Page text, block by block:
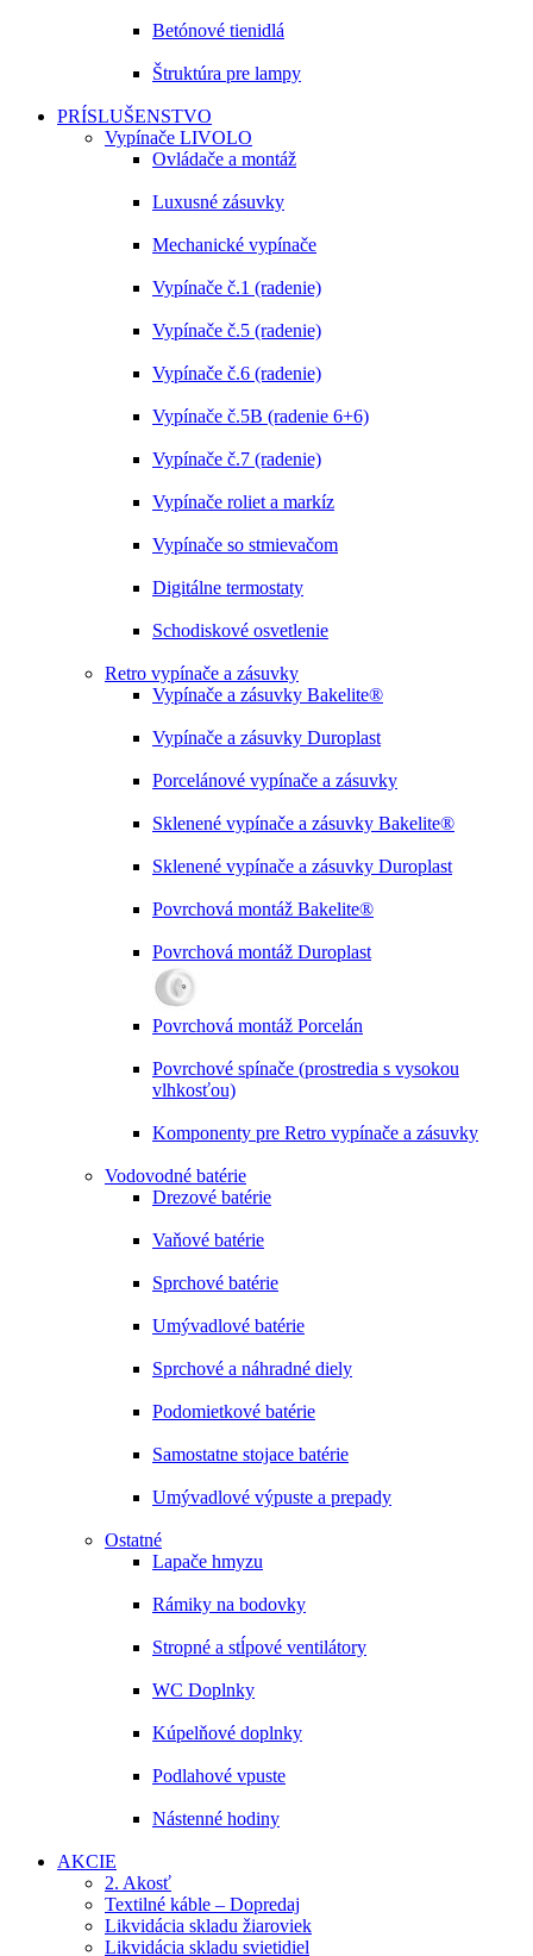
Betónové tienidlá
Štruktúra pre lampy
PRÍSLUŠENSTVO
Vypínače LIVOLO
Ovládače a montáž
Luxusné zásuvky
Mechanické vypínače
Vypínače č.1 (radenie)
Vypínače č.5 (radenie)
Vypínače č.6 (radenie)
Vypínače č.5B (radenie 6+6)
Vypínače č.7 (radenie)
Vypínače roliet a markíz
Vypínače so stmievačom
Digitálne termostaty
Schodiskové osvetlenie
Retro vypínače a zásuvky
Vypínače a zásuvky Bakelite®
Vypínače a zásuvky Duroplast
Porcelánové vypínače a zásuvky
Sklenené vypínače a zásuvky Bakelite®
Sklenené vypínače a zásuvky Duroplast
Povrchová montáž Bakelite®
Povrchová montáž Duroplast
Povrchová montáž Porcelán
Povrchové spínače (prostredia s vysokou
vlhkosťou)
Komponenty pre Retro vypínače a zásuvky
Vodovodné batérie
Drezové batérie
Vaňové batérie
Sprchové batérie
Umývadlové batérie
Sprchové a náhradné diely
Podomietkové batérie
Samostatne stojace batérie
Umývadlové výpuste a prepady
Ostatné
Lapače hmyzu
Rámiky na bodovky
Stropné a stĺpové ventilátory
WC Doplnky
Kúpelňové doplnky
Podlahové vpuste
Nástenné hodiny
AKCIE
2. Akosť
Textilné káble – Dopredaj
Likvidácia skladu žiaroviek
Likvidácia skladu svietidiel